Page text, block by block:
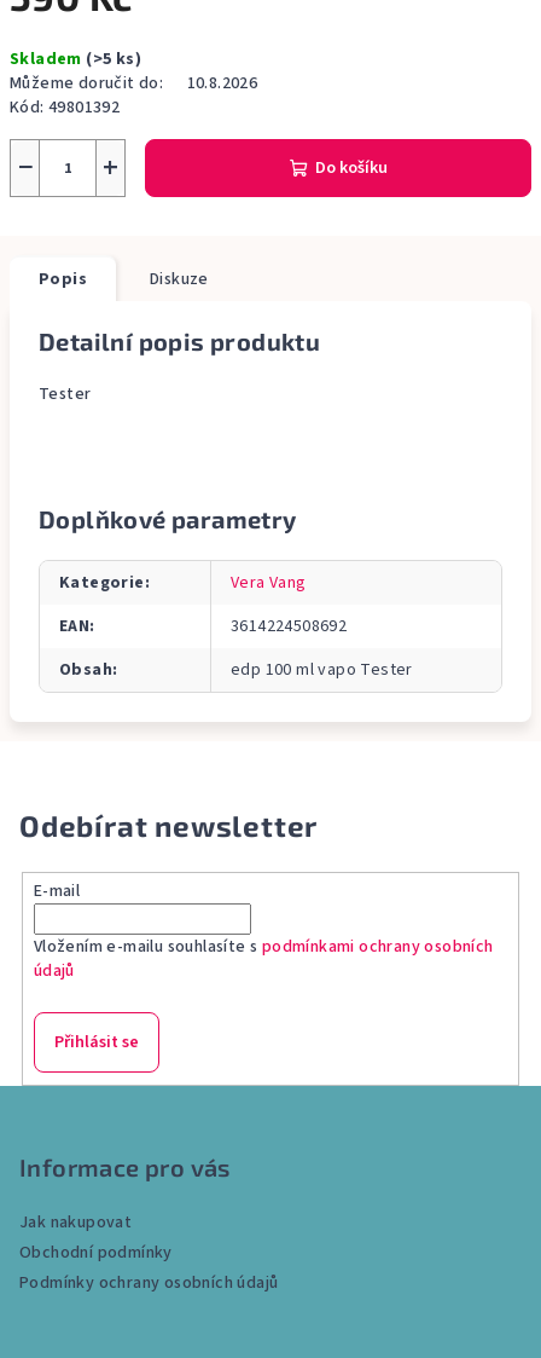
cena:
Skladem (>5 ks)
Můžeme doručit do:
10.8.2026
Kód: 49801392
+
− Do košíku
Popis Diskuze
Detailní popis produktu
Tester
Doplňkové parametry
Kategorie:
Vera Vang
EAN:
3614224508692
Obsah: edp 100 ml vapo Tester
Odebírat newsletter
E-mail
Vložením e-mailu souhlasíte s podmínkami ochrany osobních
údajů
Přihlásit se
Informace pro vás
Jak nakupovat
Obchodní podmínky
Podmínky ochrany osobních údajů